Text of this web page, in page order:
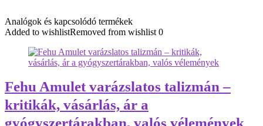
Analógok és kapcsolódó termékek
Added to wishlistRemoved from wishlist 0
Fehu Amulet varázslatos talizmán –
kritikák, vásárlás, ár a
gyógyszertárakban, valós vélemények